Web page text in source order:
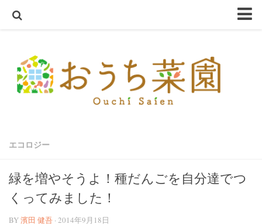
おうち菜園とは
SHOP
アクアスプラウトSV～さかな畑～
オーガニック種子
オーガニック培養土
オーガニック害虫忌避
テラコッタ鉢
エコロジー
緑を増やそうよ！種だんごを自分達でつ
くってみました！
BY濱田 健吾 · 2014年9月18日